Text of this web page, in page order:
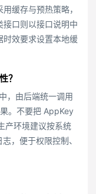
缓存与预热策略，
接口则以接口说明中
时效要求设置本地缓
？
，由后端统一调用
。不要把 AppKey
产环境建议按系统
，便于权限控制、